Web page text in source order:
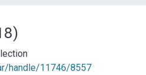
handle/11746/8557